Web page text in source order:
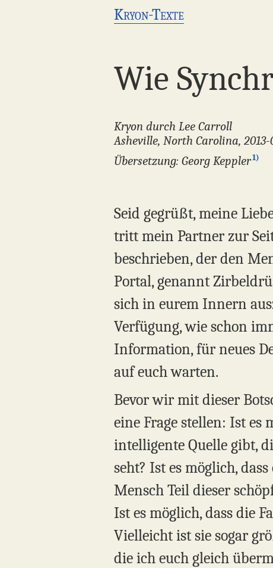
Kryon-Texte
Wie
Kryon durch Lee Carroll
Asheville, North Carolina, 2013-
Übersetzung: Georg Keppler1)
Seid gegrüßt, meine
tritt mein Partner zur
beschrieben, der den
Portal, genannt
sich in eurem Innern
Verfügung, wie schon
Information, für neues
auf euch warten.
Bevor wir mit dieser
eine Frage stellen: Ist es
intelligente Quelle gibt,
seht? Ist es möglich,
Mensch Teil dieser
Ist es möglich, dass die
Vielleicht ist sie sogar
die ich euch gleich